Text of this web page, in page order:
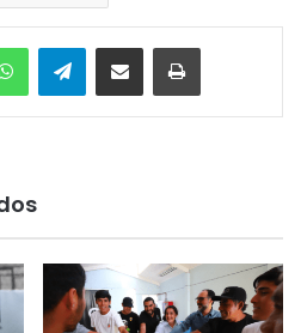
WhatsAppTelegramEnviar vía email Imprimir